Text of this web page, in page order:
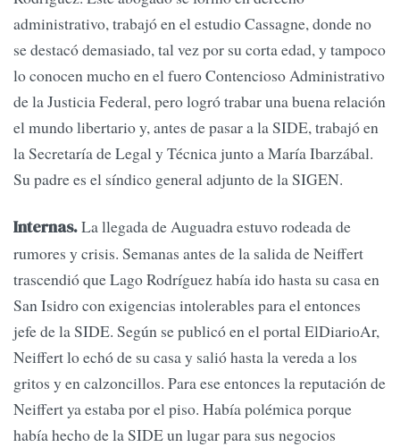
administrativo, trabajó en el estudio Cassagne, donde no
se destacó demasiado, tal vez por su corta edad, y tampoco
lo conocen mucho en el fuero Contencioso Administrativo
de la Justicia Federal, pero logró trabar una buena relación
el mundo libertario y, antes de pasar a la SIDE, trabajó en
la Secretaría de Legal y Técnica junto a María Ibarzábal.
Su padre es el síndico general adjunto de la SIGEN.
Internas.La llegada de Auguadra estuvo rodeada de
rumores y crisis. Semanas antes de la salida de Neiffert
trascendió que Lago Rodríguez había ido hasta su casa en
San Isidro con exigencias intolerables para el entonces
jefe de la SIDE. Según se publicó en el portal ElDiarioAr,
Neiffert lo echó de su casa y salió hasta la vereda a los
gritos y en calzoncillos. Para ese entonces la reputación de
Neiffert ya estaba por el piso. Había polémica porque
había hecho de la SIDE un lugar para sus negocios